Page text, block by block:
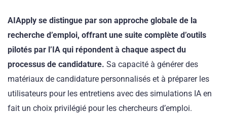
AIApply se distingue par son approche globale de la
recherche d’emploi, offrant une suite complète d’outils
pilotés par l’IA qui répondent à chaque aspect du
processus de candidature. Sa capacité à générer des
matériaux de candidature personnalisés et à préparer les
utilisateurs pour les entretiens avec des simulations IA en
fait un choix privilégié pour les chercheurs d’emploi.